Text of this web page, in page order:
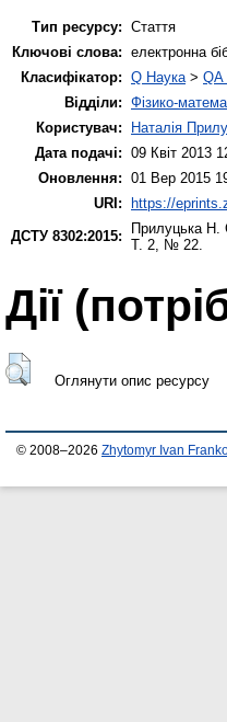
Тип ресурсу: Стаття
Ключові слова: електронна
Класифікатор: Q Наука> QA
Відділи: Фізико-
Користувач:
Наталія
Дата подачі: 09 Квіт 2013
Оновлення: 01 Вер 2015
URI:
https://
ДСТУ 8302:2015:
Прилуцька Н.
Т. 2, № 22.
Дії
Оглянути опис ресурсу
© 2008–2026 Zhytomyr Ivan